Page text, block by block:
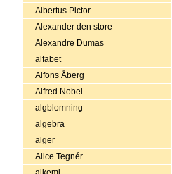
Albertus Pictor
Alexander den store
Alexandre Dumas
alfabet
Alfons Åberg
Alfred Nobel
algblomning
algebra
alger
Alice Tegnér